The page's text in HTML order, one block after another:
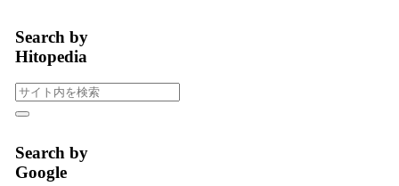
Search by
Hitopedia
Search by
Google